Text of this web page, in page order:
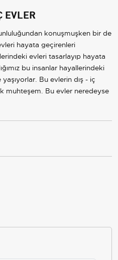
EVLER
konuşmuşken bir de
hayata geçirenleri
evleri tasarlayıp hayata
bu insanlar hayallerindeki
Bu evlerin dış - iç
muhteşem. Bu evler neredeyse